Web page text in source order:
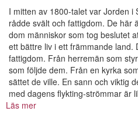
I mitten av 1800-talet var Jorden i
rådde svält och fattigdom. De här
dom människor som tog beslutet
ett bättre liv i ett främmande land.
fattigdom. Från herremän som
som följde dem. Från en kyrka
sättet de ville. En sann och viktig
med dagens flykting-strömmar är
Läs mer